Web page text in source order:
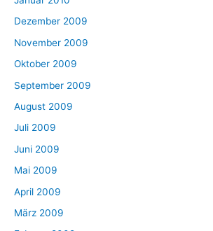
Dezember 2009
November 2009
Oktober 2009
September 2009
August 2009
Juli 2009
Juni 2009
Mai 2009
April 2009
März 2009